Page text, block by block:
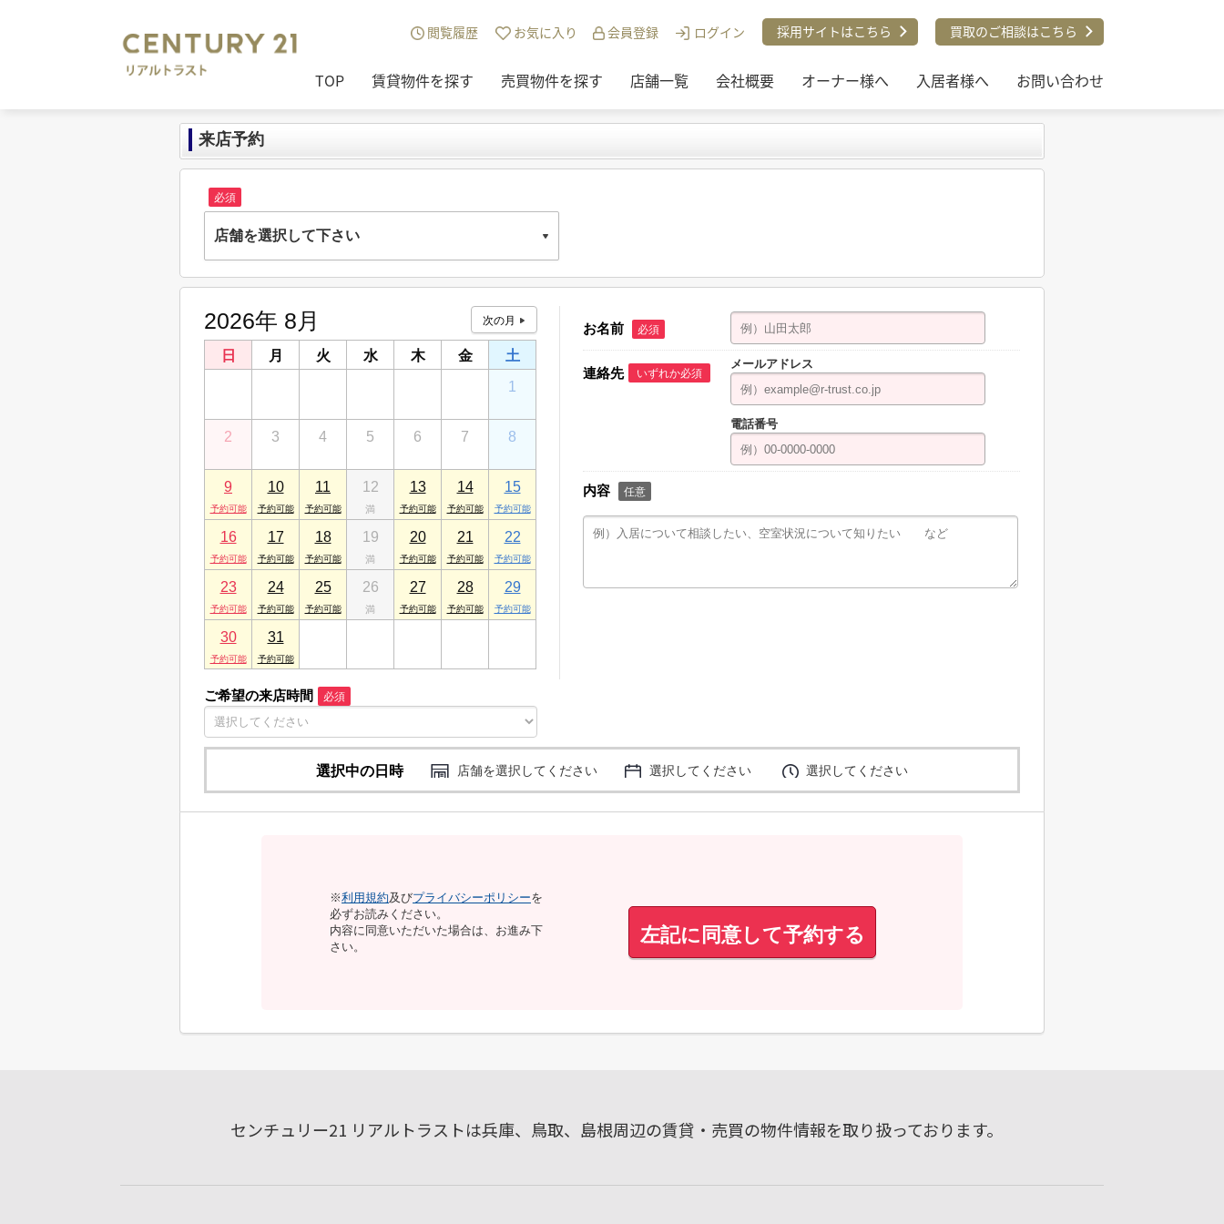
閲覧履歴 お気に入り 会員登録 ログイン 採用サイトはこちら 買取のご相談はこちら
TOP 賃貸物件を探す 売買物件を探す 店舗一覧 会社概要 オーナー様へ 入居者様へ お問い合わせ
来店予約
必須
店舗を選択して下さい
株式会社リアルトラスト
明石大久保店
兵庫県明石市大久保町駅前２丁目6-1 サンエスビル 1F
鳥取店
山陰米子店
鳥取県米子市久米町175
山陰松江店
島根県松江市朝日町466-8
2026年 8月
日 月 火 水 木 金
土
1
2 3 4 5 6 7 8
9 10 11 12 13 14 15
16 17 18 19 20 21 22
23 24 25 26 27 28 29
30 31
ご希望の来店時間 必須
お名前 必須
連絡先 いずれか必須
メールアドレス
電話番号
内容 任意
選択中の日時 店舗を選択してください 選択してください 選択してください
※利用規約及びプライバシーポリシーを
必ずお読みください。
内容に同意いただいた場合は、お進み下
さい。
左記に同意して予約する
センチュリー21 リアルトラストは兵庫、鳥取、島根周辺の賃貸・売買の物件情報を取り扱っております。